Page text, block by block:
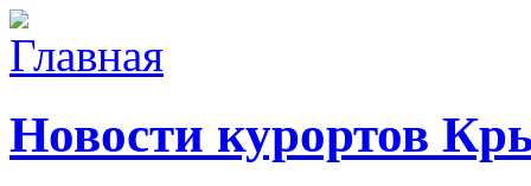
Новости курортов